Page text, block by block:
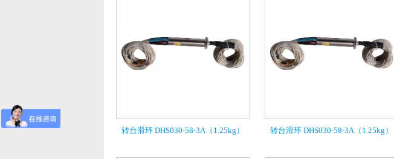
转台滑环 DHS030-58-3A（1.25kg） 转台滑环 DHS030-58-3A（1.25kg）